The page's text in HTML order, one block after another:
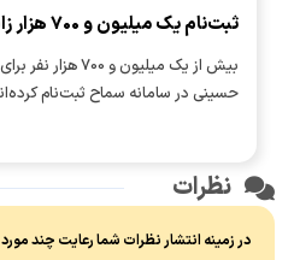
ثبت‌نام یک میلیون و 700 هزار زائر در سامانه سماح ‌
بیش از یک میلیون و
حسینی در سامانه سماح ثبت‌نام
نظرات
در زمینه انتشار نظرات شما رعایت چند